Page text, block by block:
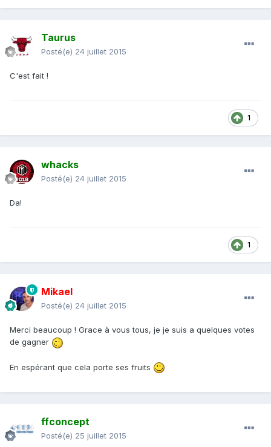
Taurus
Posté(e) 24 juillet 2015
C'est fait !
1
whacks
Posté(e) 24 juillet 2015
Da!
1
Mikael
Posté(e) 24 juillet 2015
Merci beaucoup ! Grace à vous tous, je je suis a quelques votes
de gagner
En espérant que cela porte ses fruits
ffconcept
Posté(e) 25 juillet 2015